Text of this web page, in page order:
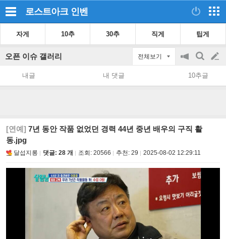
로스트아크 인벤
자게 10추 30추 직게 팁게
오픈 이슈 갤러리 전체보기
공
지
on/off
검
색
글
쓰
내글 내 댓글 10추글
[연예] 7년 동안 작품 없었던 경력 44년 중년 배우의 구직 활
동.jpg
달섭지롱 댓글: 28 개 조회: 20566 추천: 29 2025-08-02 12:29:11